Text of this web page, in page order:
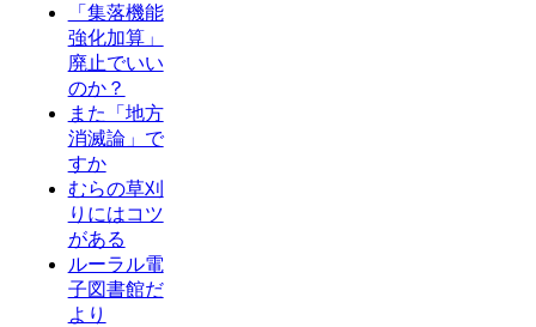
「集落機能
強化加算」
廃止でいい
のか？
また「地方
消滅論」で
すか
むらの草刈
りにはコツ
がある
ルーラル電
子図書館だ
より